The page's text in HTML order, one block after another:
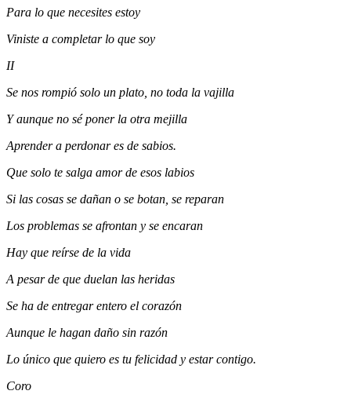
Para lo que necesites estoy
Viniste a completar lo que soy
II
Se nos rompió solo un plato, no toda la vajilla
Y aunque no sé poner la otra mejilla
Aprender a perdonar es de sabios.
Que solo te salga amor de esos labios
Si las cosas se dañan o se botan, se reparan
Los problemas se afrontan y se encaran
Hay que reírse de la vida
A pesar de que duelan las heridas
Se ha de entregar entero el corazón
Aunque le hagan daño sin razón
Lo único que quiero es tu felicidad y estar contigo.
Coro